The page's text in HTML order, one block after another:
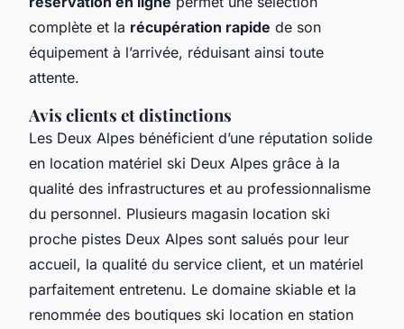
complète et la récupération rapide de son
équipement à l’arrivée, réduisant ainsi toute
attente.
Avis clients et distinctions
Les Deux Alpes bénéficient d’une réputation solide
en location matériel ski Deux Alpes grâce à la
qualité des infrastructures et au professionnalisme
du personnel. Plusieurs magasin location ski
proche pistes Deux Alpes sont salués pour leur
accueil, la qualité du service client, et un matériel
parfaitement entretenu. Le domaine skiable et la
renommée des boutiques ski location en station